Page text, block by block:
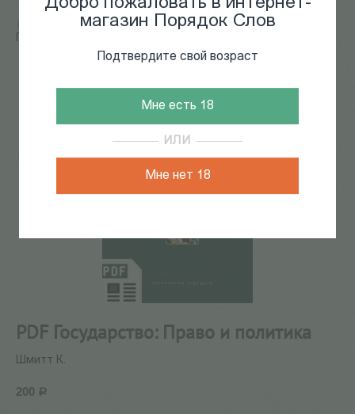
магазин Порядок Слов
Подтвердите свой возраст
Мне есть 18
ИЛИ
Мне нет 18
КАТАЛОГ КНИГ / электронные книги
Государство: Право и политика
10 из 87
PDF Государство: Право и политика
Шмитт К.
200 Р